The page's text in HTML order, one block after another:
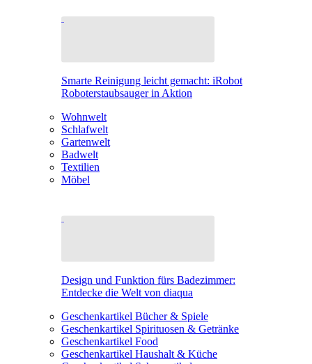
Smarte Reinigung leicht gemacht: iRobot
Roboterstaubsauger in Aktion
Wohnwelt
Schlafwelt
Gartenwelt
Badwelt
Textilien
Möbel
Design und Funktion fürs Badezimmer:
Entdecke die Welt von diaqua
Geschenkartikel Bücher & Spiele
Geschenkartikel Spirituosen & Getränke
Geschenkartikel Food
Geschenkartikel Haushalt & Küche